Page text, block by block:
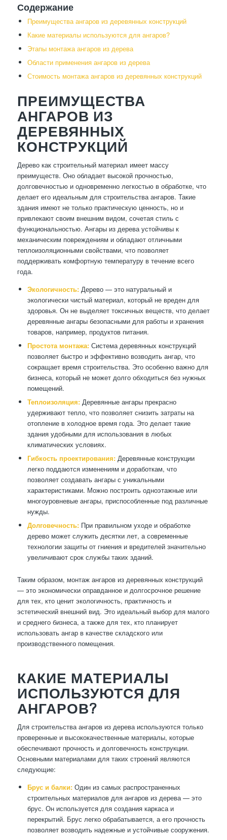
Содержание
Преимущества ангаров из деревянных конструкций
Какие материалы используются для ангаров?
Этапы монтажа ангаров из дерева
Области применения ангаров из дерева
Стоимость монтажа ангаров из деревянных конструкций
ПРЕИМУЩЕСТВА
АНГАРОВ ИЗ
ДЕРЕВЯННЫХ
КОНСТРУКЦИЙ
Дерево как строительный материал имеет массу
преимуществ. Оно обладает высокой прочностью,
долговечностью и одновременно легкостью в обработке, что
делает его идеальным для строительства ангаров. Такие
здания имеют не только практическую ценность, но и
привлекают своим внешним видом, сочетая стиль с
функциональностью. Ангары из дерева устойчивы к
механическим повреждениям и обладают отличными
теплоизоляционными свойствами, что позволяет
поддерживать комфортную температуру в течение всего
года.
Экологичность:Дерево — это натуральный и
экологически чистый материал, который не вреден для
здоровья. Он не выделяет токсичных веществ, что делает
деревянные ангары безопасными для работы и хранения
товаров, например, продуктов питания.
Простота монтажа:Система деревянных конструкций
позволяет быстро и эффективно возводить ангар, что
сокращает время строительства. Это особенно важно для
бизнеса, который не может долго обходиться без нужных
помещений.
Теплоизоляция:Деревянные ангары прекрасно
удерживают тепло, что позволяет снизить затраты на
отопление в холодное время года. Это делает такие
здания удобными для использования в любых
климатических условиях.
Гибкость проектирования:Деревянные конструкции
легко поддаются изменениям и доработкам, что
позволяет создавать ангары с уникальными
характеристиками. Можно построить одноэтажные или
многоуровневые ангары, приспособленные под различные
нужды.
Долговечность:При правильном уходе и обработке
дерево может служить десятки лет, а современные
технологии защиты от гниения и вредителей значительно
увеличивают срок службы таких зданий.
Таким образом, монтаж ангаров из деревянных конструкций
— это экономически оправданное и долгосрочное решение
для тех, кто ценит экологичность, практичность и
эстетический внешний вид. Это идеальный выбор для малого
и среднего бизнеса, а также для тех, кто планирует
использовать ангар в качестве складского или
производственного помещения.
КАКИЕ МАТЕРИАЛЫ
ИСПОЛЬЗУЮТСЯ ДЛЯ
АНГАРОВ?
Для строительства ангаров из дерева используются только
проверенные и высококачественные материалы, которые
обеспечивают прочность и долговечность конструкции.
Основными материалами для таких строений являются
следующие:
Брус и балки:Один из самых распространенных
строительных материалов для ангаров из дерева — это
брус. Он используется для создания каркаса и
перекрытий. Брус легко обрабатывается, а его прочность
позволяет возводить надежные и устойчивые сооружения.